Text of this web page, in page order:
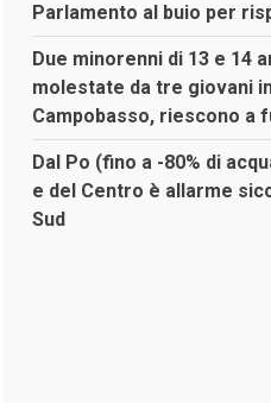
Parlamento al buio per
Due minorenni di 13 e 14
molestate da tre giovani
Campobasso, riescono a
Dal Po (fino a -80% di
e del Centro è allarme
Sud